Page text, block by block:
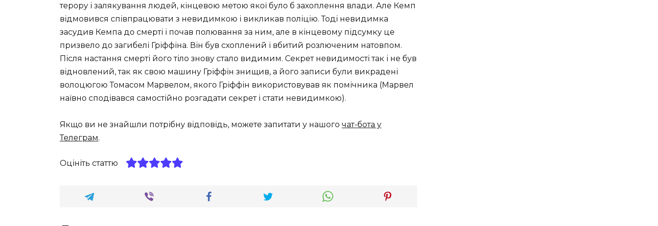
терору і залякування людей, кінцевою метою якої було б захоплення влади. Але Кемп
відмовився співпрацювати з невидимкою і викликав поліцію. Тоді невидимка
засудив Кемпа до смерті і почав полювання за ним, але в кінцевому підсумку це
призвело до загибелі Гріффіна. Він був схоплений і вбитий розлюченим натовпом.
Після настання смерті його тіло знову стало видимим. Секрет невидимості так і не був
відновлений, так як свою машину Гріффін знищив, а його записи були викрадені
волоцюгою Томасом Марвелом, якого Гріффін використовував як помічника (Марвел
наївно сподівався самостійно розгадати секрет і стати невидимкою).
Якщо ви не знайшли потрібну відповідь, можете запитати у нашого чат-бота у
Телеграм.
Оцініть статтю